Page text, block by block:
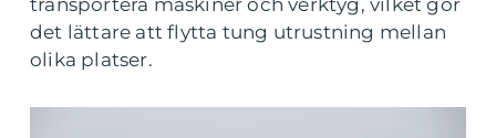
transportera maskiner och verktyg, vilket gör
det lättare att flytta tung utrustning mellan
olika platser.